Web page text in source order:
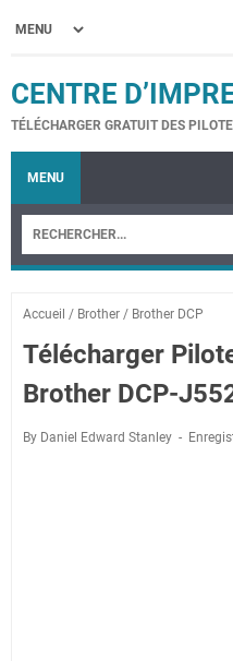
CENTRE
TÉLÉCHARGER GRATUIT DES
MENU
Accueil / Brother / Brother DCP
Télécharger
Brother DCP-
By Daniel Edward Stanley